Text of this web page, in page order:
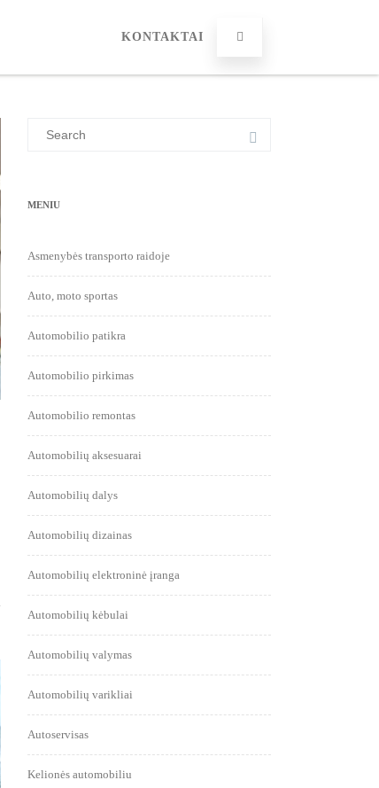
KONTAKTAI
MENIU
Asmenybės transporto raidoje
Auto, moto sportas
Automobilio patikra
Automobilio pirkimas
Automobilio remontas
Automobilių aksesuarai
Automobilių dalys
Automobilių dizainas
Automobilių elektroninė įranga
Automobilių kėbulai
Automobilių valymas
Automobilių varikliai
Autoservisas
Kelionės automobiliu